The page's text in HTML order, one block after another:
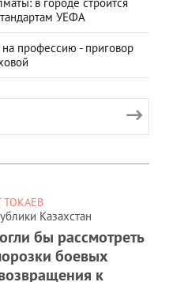
УЕФА
на профессию - приговор
Казахстан
бы рассмотреть
боевых
к